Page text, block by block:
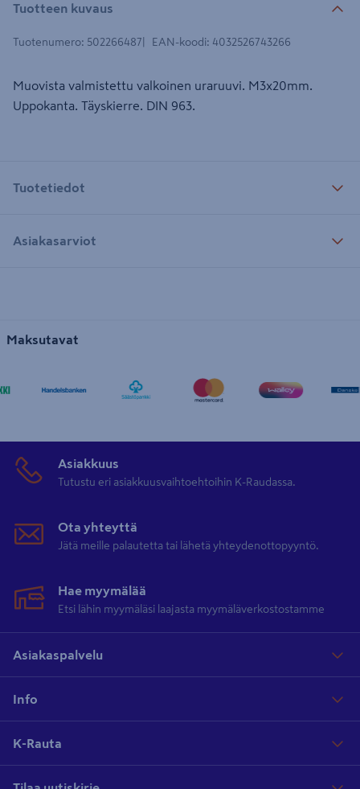
Tuotteen kuvaus
Tuotenumero: 502266487 EAN-koodi: 4032526743266
Muovista valmistettu valkoinen uraruuvi. M3x20mm.
Uppokanta. Täyskierre. DIN 963.
Tuotetiedot
Asiakasarviot
Maksutavat
Asiakkuus
Tutustu eri asiakkuusvaihtoehtoihin K-Raudassa.
Ota yhteyttä
Jätä meille palautetta tai lähetä yhteydenottopyyntö.
Hae myymälää
Etsi lähin myymäläsi laajasta myymäläverkostostamme
Asiakaspalvelu
Info
K-Rauta